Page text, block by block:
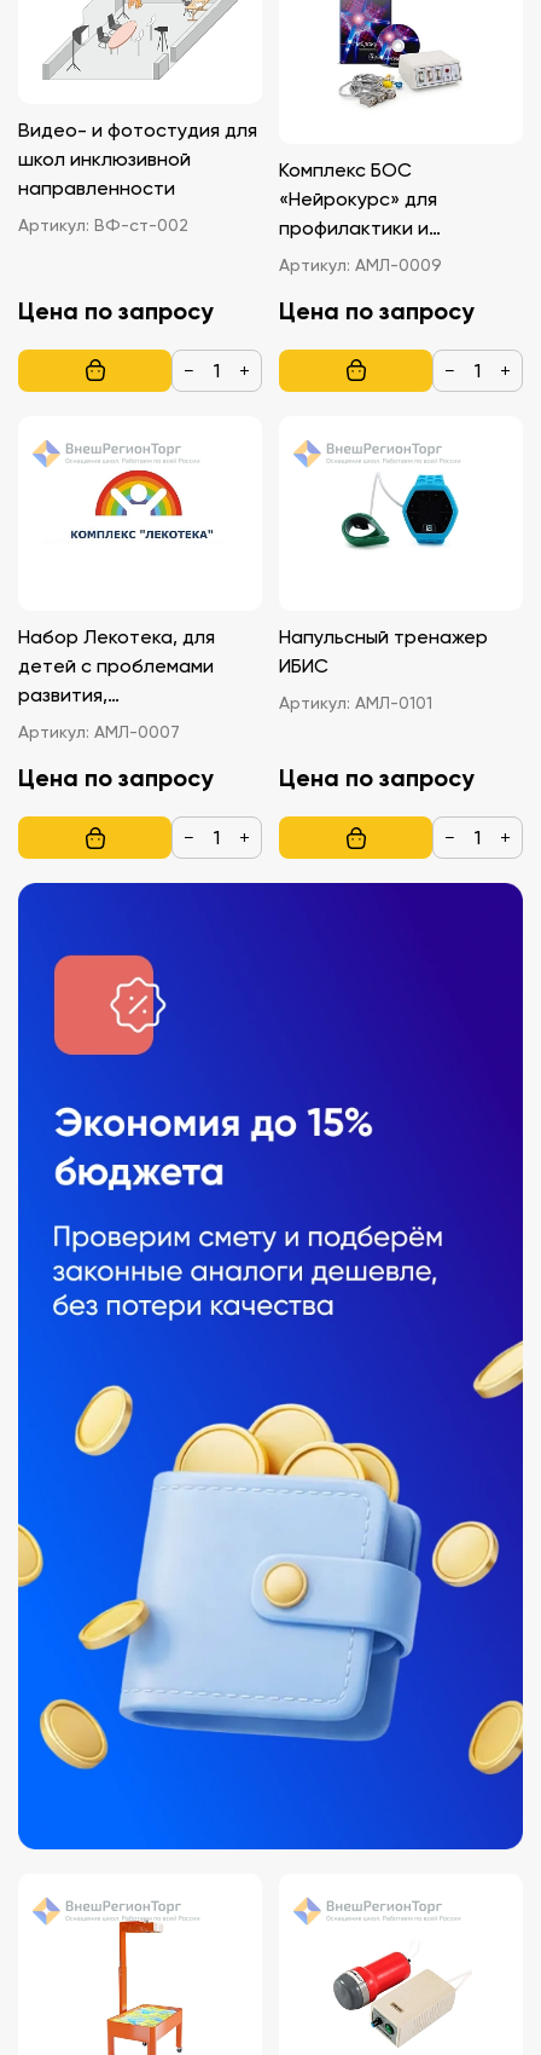
Видео- и фотостудия для
школ инклюзивной
направленности
Артикул: ВФ-ст-002
Цена по запросу
− +
Комплекс БОС
«Нейрокурс» для
профилактики и
коррекции
состояния
Артикул: АМЛ-0009
Цена по запросу
− +
Набор Лекотека, для
детей с проблемами
развития,
многофункциональный
Артикул: АМЛ-0007
Цена по запросу
− +
Напульсный тренажер
ИБИС
Артикул: АМЛ-0101
Цена по запросу
− +